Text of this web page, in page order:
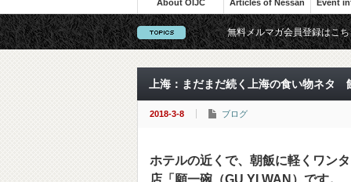
無料メルマガ会員登録はこ
上海：まだまだ続く上海の食い物ネタ
2018-3-8 ブログ
ホテルの近くで、朝飯に軽くワン
店「願一碗（GU YI WAN）です。